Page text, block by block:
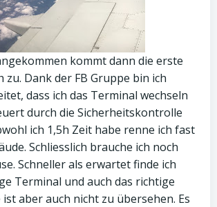
kommt dann die erste
zu. Dank der FB Gruppe bin ich
dass ich das Terminal wechseln
durch die Sicherheitskontrolle
ich 1,5h Zeit habe renne ich fast
Schliesslich brauche ich noch
Schneller als erwartet finde ich
Terminal und auch das richtige
ist aber auch nicht zu übersehen. Es